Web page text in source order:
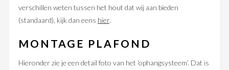
verschillen weten tussen het hout dat wij aan bieden
(standaard), kijk dan eens hier.
MONTAGE PLAFOND
Hieronder zie je een detail foto van het ‘ophangsysteem’. Dat is